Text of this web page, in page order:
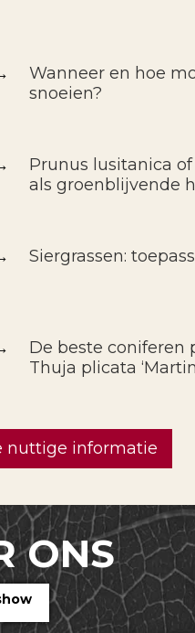
Wanneer en hoe
snoeien?
Prunus lusitanica
als groenblijvende
Siergrassen:
De beste coniferen
Thuja plicata
nuttige informatie
ONS